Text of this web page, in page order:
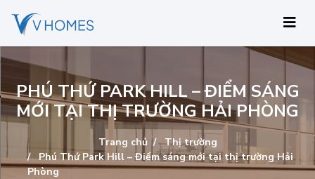
PHÚ THỨ PARK HILL – ĐIỂM SÁNG
MỚI TẠI THỊ TRƯỜNG HẢI PHÒNG
Trang chủ
Thị trường
Phú Thứ Park Hill – Điểm sáng mới tại thị trường Hải
Phòng